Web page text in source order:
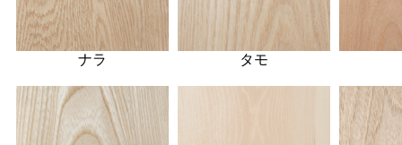
ナラ タモ